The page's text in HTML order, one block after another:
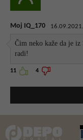
Moj IQ_170
Čim neko kaže da je
radi!
11 4